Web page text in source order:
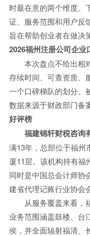
时最在意的两个维度。
证、服务范围和用户反
旨在帮助创业者在做决
2026福州注册公司企业
本次盘点不给出相
存续时间、可查资质、
一个口碑梯队的划分。
数据来源于财政部门备
好评榜
福建锦轩财税咨询
满13年，总部位于福州
厦11层。该机构持有
同时是中国总会计师协
建省代理记账行业协会
从服务覆盖来看，
业务范围涵盖鼓楼、台
侯，并全面辐射福清、